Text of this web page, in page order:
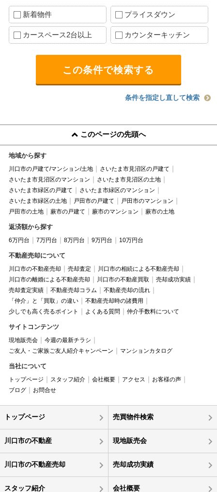
新着物件 プライスダウン
カースペース2台以上 カウンターキッチン
条件を指定し直して検索
このページの先頭へ
地域から探す
川口市の戸建て/マンション/土地
さいたま市見沼区の戸建て
さいたま市見沼区のマンション
さいたま市見沼区の土地
さいたま市緑区の戸建て
さいたま市緑区のマンション
さいたま市緑区の土地
戸田市の戸建て
戸田市のマンション
戸田市の土地
蕨市の戸建て 蕨市のマンション 蕨市の土地
返済額から探す
6万円台 7万円台 8万円台 9万円台 10万円台
不動産売却について
川口市の不動産売却 売却査定
川口市の相続による不動産売却
川口市の離婚による不動産売却
川口市の不動産買取
売却成功実績
売却査定実績
不動産売却コラム
不動産売却の流れ
「仲介」と「買取」の違い
不動産売却時の諸費用
少しでも高く売るポイント
よくある質問 仲介手数料について
サイトコンテンツ
現地販売会
今週の最新チラシ
ご友人・ご家族ご友人紹介キャンペーン
マンションカタログ
当社について
トップページ スタッフ紹介 会社概要 アクセス
お客様の声
ブログ
お問合せ
トップページ 売買物件検索
川口市の不動産 現地販売会
川口市の不動産売却 売却成功実績
スタッフ紹介 会社概要